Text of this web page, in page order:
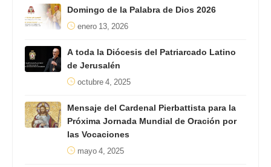
Domingo de la Palabra de Dios 2026
enero 13, 2026
A toda la Diócesis del Patriarcado Latino
de Jerusalén
octubre 4, 2025
Mensaje del Cardenal Pierbattista para la
Próxima Jornada Mundial de Oración por
las Vocaciones
mayo 4, 2025